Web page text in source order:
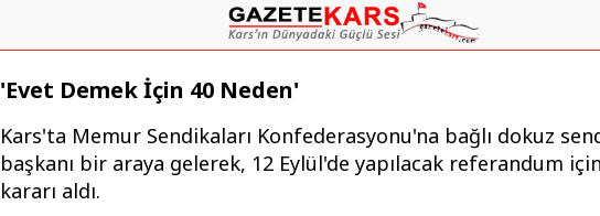
'Evet Demek İçin 40 Neden'
Kars'ta Memur Sendikaları Konfederasyonu'na bağlı dokuz
başkanı bir araya gelerek, 12 Eylül'de yapılacak referandum
kararı aldı.